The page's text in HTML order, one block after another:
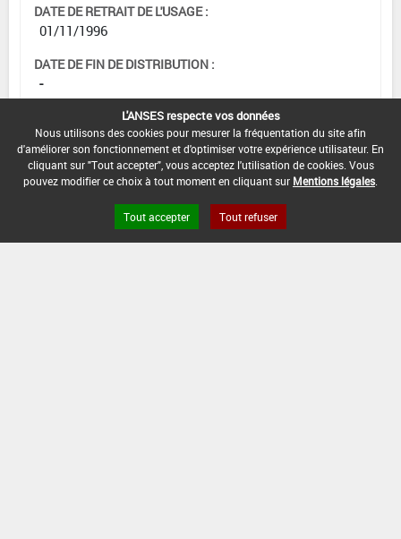
DATE DE RETRAIT DE L'USAGE :
01/11/1996
DATE DE FIN DE DISTRIBUTION :
-
DATE DE FIN D'UTILISATION :
-
L'ANSES respecte vos données
Nous utilisons des cookies pour mesurer la fréquentation du site afin
d'améliorer son fonctionnement et d'optimiser votre expérience utilisateur. En
cliquant sur "Tout accepter", vous acceptez l'utilisation de cookies. Vous
pouvez modifier ce choix à tout moment en cliquant sur Mentions légales
Tout accepter Tout refuser